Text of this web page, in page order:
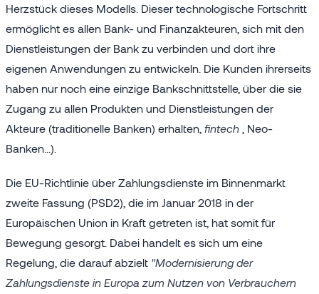
Herzstück dieses Modells. Dieser technologische Fortschritt
ermöglicht es allen Bank- und Finanzakteuren, sich mit den
Dienstleistungen der Bank zu verbinden und dort ihre
eigenen Anwendungen zu entwickeln. Die Kunden ihrerseits
haben nur noch eine einzige Bankschnittstelle, über die sie
Zugang zu allen Produkten und Dienstleistungen der
Akteure (traditionelle Banken) erhalten, fintech
, Neo-
Banken...).
Die EU-Richtlinie über Zahlungsdienste im Binnenmarkt
zweite Fassung (PSD2), die im Januar 2018 in der
Europäischen Union in Kraft getreten ist, hat somit für
Bewegung gesorgt. Dabei handelt es sich um eine
Regelung, die darauf abzielt "Modernisierung der
Zahlungsdienste in Europa zum Nutzen von Verbrauchern